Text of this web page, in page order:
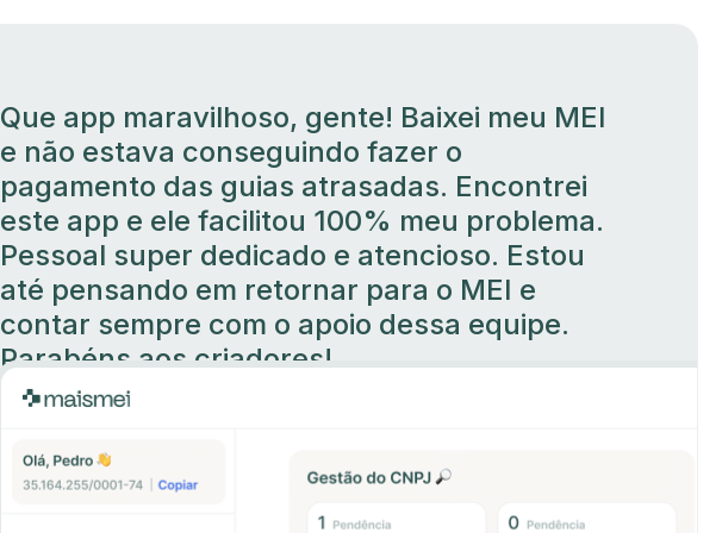
Que app maravilhoso, gente! Baixei meu MEI
e não estava conseguindo fazer o
pagamento das guias atrasadas. Encontrei
este app e ele facilitou 100% meu problema.
Pessoal super dedicado e atencioso. Estou
até pensando em retornar para o MEI e
contar sempre com o apoio dessa equipe.
Parabéns aos criadores!
Adriana Nunes